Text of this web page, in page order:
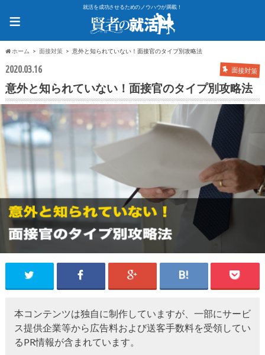
就活を成功させるためのノウハウが満載！
≡
ホーム 面接対策 意外と知られていない！面接官のタイプ別攻略法
2020.03.16 面接対策
意外と知られていない！面接官のタイプ別攻略法
本コンテンツは独自に制作していますが、一部にサービ
ス提供企業等から広告料および送客手数料を受領してい
るPR情報が含まれています。